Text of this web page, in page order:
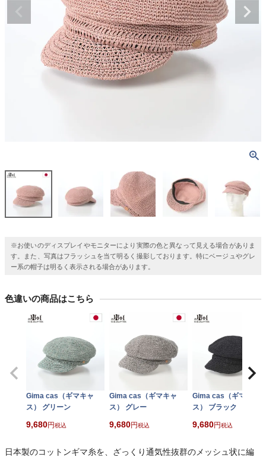
※お使いのディスプレイやモニターにより実際の色と異なって見える場合がありま
す。また、写真はフラッシュを当て明るく撮影しております。特にベージュやグレ
ー系の帽子は明るく表示される場合があります。
色違いの商品はこちら
Gima cas（ギマキャ
ス） グリーン
9,680 税込
Gima cas（ギマキャ
ス） グレー
9,680 税込
Gima cas（ギマキャ
ス） ブラック
9,680 税込
日本製のコットンギマ糸を、ざっくり通気性抜群のメッシュ状に編